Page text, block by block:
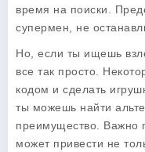
время на поиски.
супермен, не
Но, если ты ищешь
все так просто.
кодом и сделать
ты можешь найти
преимущество. Важно
может привести не